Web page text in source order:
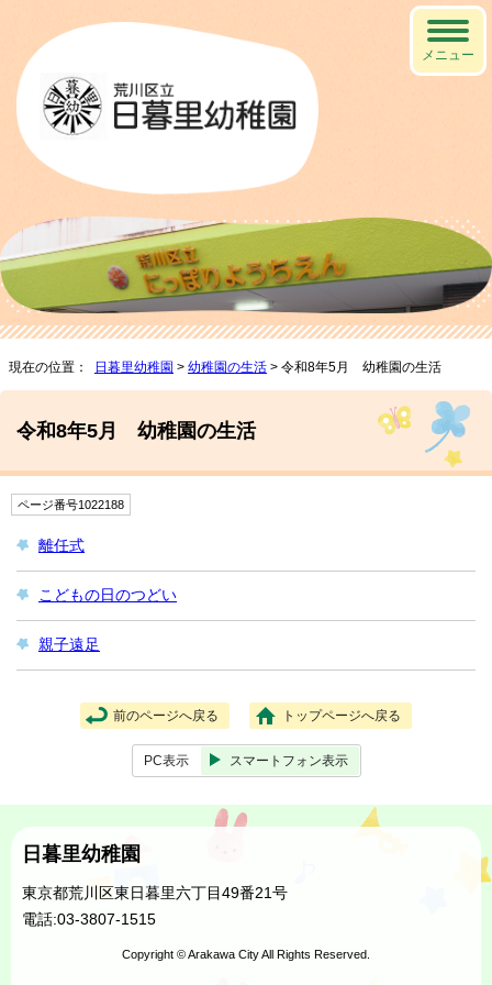
メニュー
現在の位置： 日暮里幼稚園 > 幼稚園の生活 > 令和8年5月 幼稚園の生活
令和8年5月 幼稚園の生活
ページ番号1022188
離任式
こどもの日のつどい
親子遠足
前のページへ戻る トップページへ戻る
PC表示 スマートフォン表示
日暮里幼稚園
東京都荒川区東日暮里六丁目49番21号
電話:03-3807-1515
Copyright © Arakawa City All Rights Reserved.